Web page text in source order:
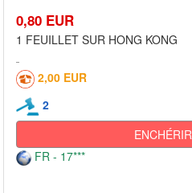
0,80 EUR
1 FEUILLET SUR HONG KONG
2,00 EUR
2
ENCHÉRIR
FR - 17***